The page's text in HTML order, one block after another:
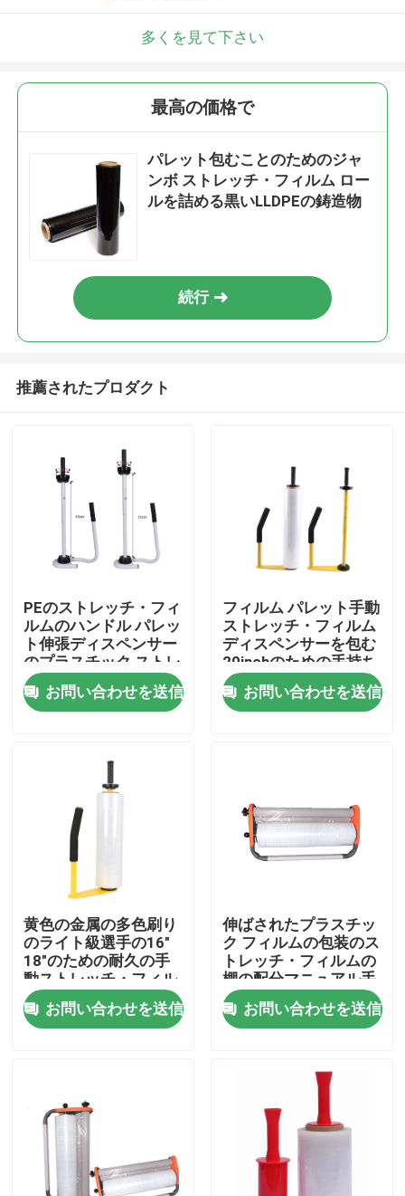
家
私達について
工場旅行
品質管理
私達に連絡しなさい
引用を要求しなさい
クラフト紙の粘着テープ
ペット粘着テープ
多くを見て下さい
最高の価格で
パレット包むことのためのジャ
ンボ ストレッチ・フィルム ロー
ルを詰める黒いLLDPEの鋳造物
続行
推薦されたプロダクト
PEのストレッチ・フィ
ルムのハンドル パレッ
ト伸張ディスペンサー
のプラスチック ストレ
ッチ・フィルムの覆い
用具の立場のディスペ
ンサー及びホールダー
お問い合わせを送信
フィルム パレット手動
ストレッチ・フィルム
ディスペンサーを包む
20inchのための手持ち
型ディスペンサー
お問い合わせを送信
黄色の金属の多色刷り
のライト級選手の16"
18"のための耐久の手
動ストレッチ・フィル
ムのハンドル ディスペ
ンサーのホールダー ス
トレッチ・フィルム
お問い合わせを送信
伸ばされたプラスチッ
ク フィルムの包装のス
トレッチ・フィルムの
棚の配分マニュアル手
ロールは機械包装しが
みつくお問い合わせを送信